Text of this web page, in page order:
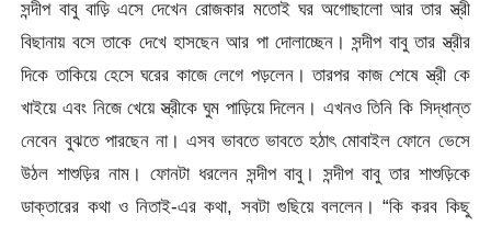
সন্দীপ বাবু বাড়ি এসে দেখেন রোজকার মতোই ঘর অগোছালো আর তার স্ত্রী
বিছানায় বসে তাকে দেখে হাসছেন আর পা দোলাচ্ছেন। সন্দীপ বাবু তার স্ত্রীর
দিকে তাকিয়ে হেসে ঘরের কাজে লেগে পড়লেন। তারপর কাজ শেষে স্ত্রী কে
খাইয়ে এবং নিজে খেয়ে স্ত্রীকে ঘুম পাড়িয়ে দিলেন। এখনও তিনি কি সিদ্ধান্ত
নেবেন বুঝতে পারছেন না। এসব ভাবতে ভাবতে হঠাৎ মোবাইল ফোনে ভেসে
উঠল শাশুড়ির নাম। ফোনটা ধরলেন সন্দীপ বাবু। সন্দীপ বাবু তার শাশুড়িকে
ডাক্তারের কথা ও নিতাই-এর কথা, সবটা গুছিয়ে বললেন। “কি করব কিছু